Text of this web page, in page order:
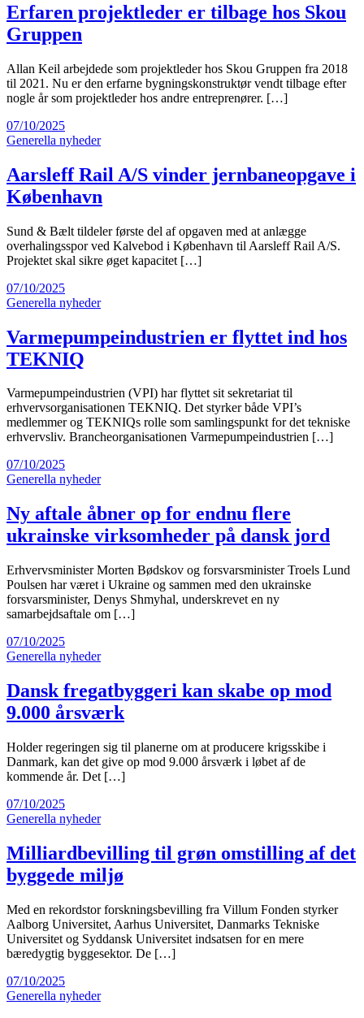
Erfaren projektleder er tilbage hos Skou
Gruppen
Allan Keil arbejdede som projektleder hos Skou Gruppen fra 2018
til 2021. Nu er den erfarne bygningskonstruktør vendt tilbage efter
nogle år som projektleder hos andre entreprenører. […]
07/10/2025
Generella nyheder
Aarsleff Rail A/S vinder jernbaneopgave i
København
Sund & Bælt tildeler første del af opgaven med at anlægge
overhalingsspor ved Kalvebod i København til Aarsleff Rail A/S.
Projektet skal sikre øget kapacitet […]
07/10/2025
Generella nyheder
Varmepumpeindustrien er flyttet ind hos
TEKNIQ
Varmepumpeindustrien (VPI) har flyttet sit sekretariat til
erhvervsorganisationen TEKNIQ. Det styrker både VPI’s
medlemmer og TEKNIQs rolle som samlingspunkt for det tekniske
erhvervsliv. Brancheorganisationen Varmepumpeindustrien […]
07/10/2025
Generella nyheder
Ny aftale åbner op for endnu flere
ukrainske virksomheder på dansk jord
Erhvervsminister Morten Bødskov og forsvarsminister Troels Lund
Poulsen har været i Ukraine og sammen med den ukrainske
forsvarsminister, Denys Shmyhal, underskrevet en ny
samarbejdsaftale om […]
07/10/2025
Generella nyheder
Dansk fregatbyggeri kan skabe op mod
9.000 årsværk
Holder regeringen sig til planerne om at producere krigsskibe i
Danmark, kan det give op mod 9.000 årsværk i løbet af de
kommende år. Det […]
07/10/2025
Generella nyheder
Milliardbevilling til grøn omstilling af det
byggede miljø
Med en rekordstor forskningsbevilling fra Villum Fonden styrker
Aalborg Universitet, Aarhus Universitet, Danmarks Tekniske
Universitet og Syddansk Universitet indsatsen for en mere
bæredygtig byggesektor. De […]
07/10/2025
Generella nyheder